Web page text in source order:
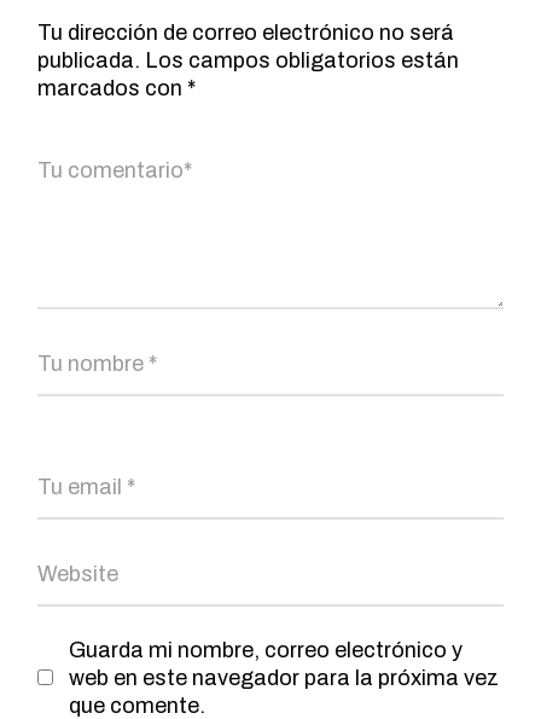
Tu dirección de correo electrónico no será
publicada. Los campos obligatorios están
marcados con *
Guarda mi nombre, correo electrónico y
web en este navegador para la próxima vez
que comente.